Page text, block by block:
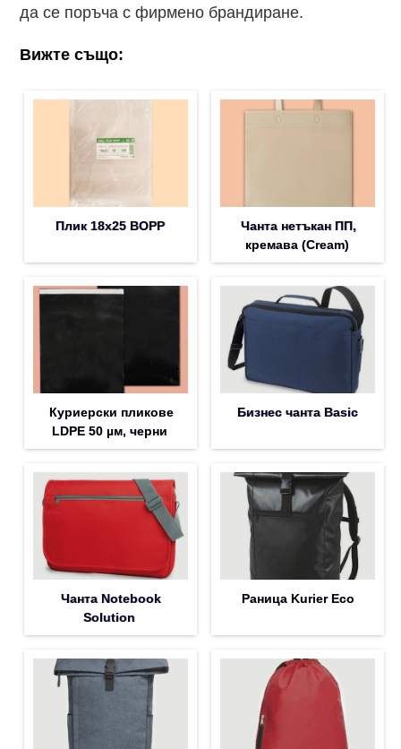
да се поръча с фирмено брандиране.
Вижте също:
Плик 18х25 BOPP
Чанта нетъкан ПП,
кремава (Cream)
Куриерски пликове
LDPE 50 µм, черни
Бизнес чанта Basic
Чанта Notebook
Solution
Раница Kurier Eco